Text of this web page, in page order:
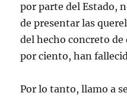
por parte del Estado,
de presentar las
del hecho concreto
por ciento, han
Por lo tanto, llamo a